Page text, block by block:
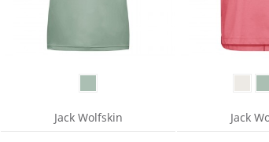
Jack Wolfskin Jack